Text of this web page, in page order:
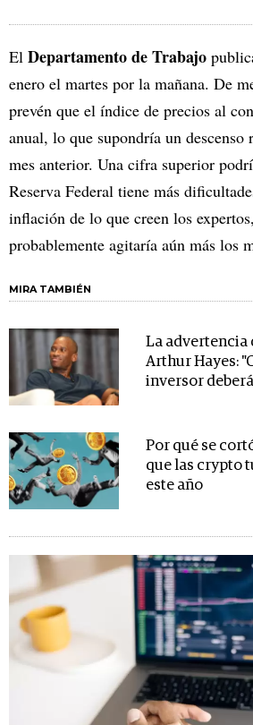
El Departamento de Trabajo
enero el martes por la mañana. De
prevén que el índice de precios al
anual, lo que supondría un descenso
mes anterior. Una cifra superior
Reserva Federal tiene más
inflación de lo que creen los
probablemente agitaría aún más los
MIRA TAMBIÉN
La
Arthur Hayes:
inversor
Por qué se
que las crypto
este año